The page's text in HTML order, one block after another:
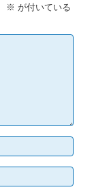
※ が付いている